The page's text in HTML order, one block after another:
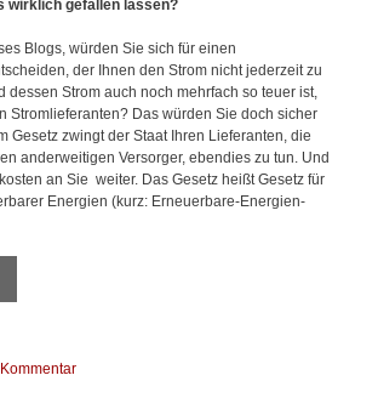
wirklich gefallen lassen?
Blogs, würden Sie sich für einen
der Ihnen den Strom nicht jederzeit zu
dessen Strom auch noch mehrfach so teuer ist,
Stromlieferanten? Das würden Sie doch sicher
Gesetz zwingt der Staat Ihren Lieferanten, die
anderweitigen Versorger, ebendies zu tun. Und
an Sie weiter. Das Gesetz heißt Gesetz für
Energien (kurz: Erneuerbare-Energien-